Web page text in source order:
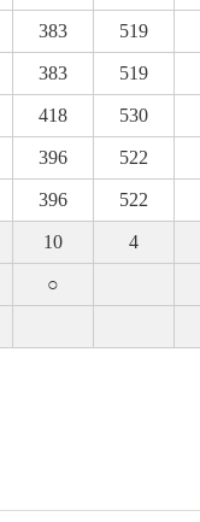
383 519
383 519
418 530
396 522
396 522
10 4
○